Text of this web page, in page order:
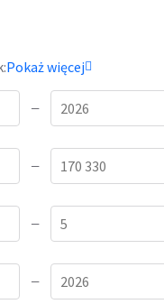
Pokaż więcej
—
—
—
—